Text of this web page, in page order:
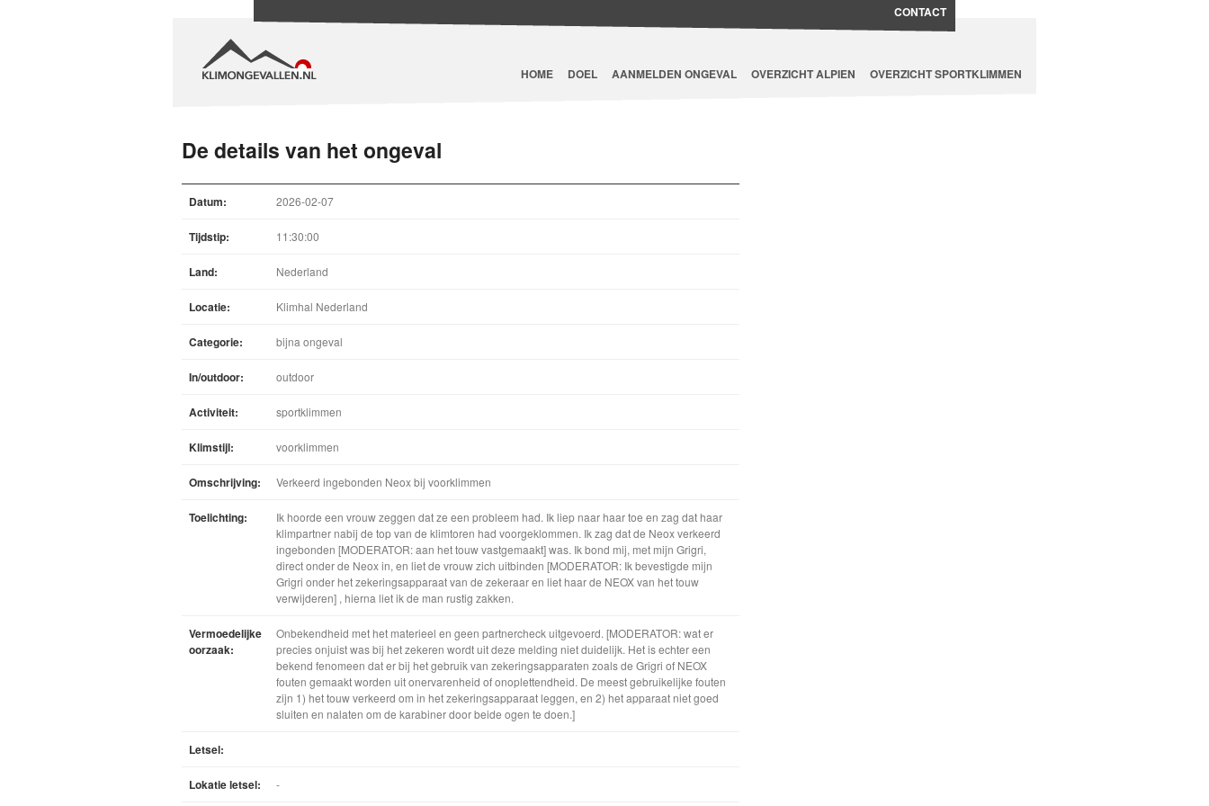
HOME DOEL AANMELDEN ONGEVAL OVERZICHT ALPIEN OVERZICHT SPORTKLIMMEN
CONTACT
De details van het ongeval
Datum: 2026-02-07
Tijdstip: 11:30:00
Land: Nederland
Locatie: Klimhal Nederland
Categorie: bijna ongeval
In/outdoor: outdoor
Activiteit: sportklimmen
Klimstijl: voorklimmen
Omschrijving: Verkeerd ingebonden Neox bij voorklimmen
Toelichting:
Ik hoorde een vrouw zeggen dat ze een probleem had. Ik liep naar haar toe en zag dat haar
klimpartner nabij de top van de klimtoren had voorgeklommen. Ik zag dat de Neox verkeerd
ingebonden [MODERATOR: aan het touw vastgemaakt] was. Ik bond mij, met mijn Grigri,
direct onder de Neox in, en liet de vrouw zich uitbinden [MODERATOR: Ik bevestigde mijn
Grigri onder het zekeringsapparaat van de zekeraar en liet haar de NEOX van het touw
verwijderen] , hierna liet ik de man rustig zakken.
Vermoedelijke
oorzaak:
Onbekendheid met het materieel en geen partnercheck uitgevoerd. [MODERATOR: wat er
precies onjuist was bij het zekeren wordt uit deze melding niet duidelijk. Het is echter een
bekend fenomeen dat er bij het gebruik van zekeringsapparaten zoals de Grigri of NEOX
fouten gemaakt worden uit onervarenheid of onoplettendheid. De meest gebruikelijke fouten
zijn 1) het touw verkeerd om in het zekeringsapparaat leggen, en 2) het apparaat niet goed
sluiten en nalaten om de karabiner door beide ogen te doen.]
Letsel:
Lokatie letsel: -